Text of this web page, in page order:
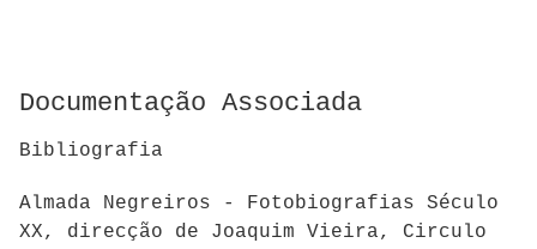
Documentação Associada
Bibliografia
Almada Negreiros - Fotobiografias Século
XX, direcção de Joaquim Vieira, Circulo